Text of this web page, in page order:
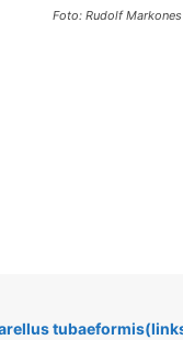
Foto: Rudolf